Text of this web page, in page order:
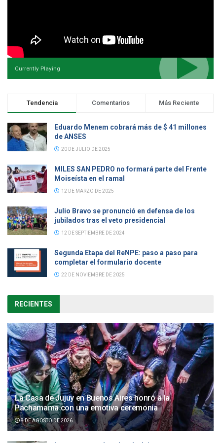
Currently Playing
Tendencia Comentarios Más Reciente
Eduardo Menem cobrará más de $ 41 millones
de ANSES
20 DE JULIO DE 2025
MILES SAN PEDRO no formará parte del Frente
Moiseísta en el ramal
12 DE MARZO DE 2025
Julio Bravo se pronunció en defensa de los
jubilados tras el veto presidencial
12 DE SEPTIEMBRE DE 2024
Segunda Etapa del ReNPE: paso a paso para
completar el formulario docente
22 DE NOVIEMBRE DE 2025
RECIENTES
La Casa de Jujuy en Buenos Aires honró a la
Pachamama con una emotiva ceremonia
8 DE AGOSTO DE 2026